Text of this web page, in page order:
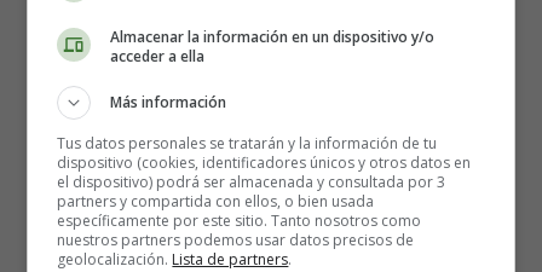
colorear Alimentos - día de la
Para imprimir la lámina de colorear, es mejor guardarla
primero en el ordenador.
Lámina dibujos Alimentos 33 -
Almacenar la información en un dispositivo y/o
acceder a ella
Más información
Tus datos personales se tratarán y la información de tu
dispositivo (cookies, identificadores únicos y otros datos en
el dispositivo) podrá ser almacenada y consultada por 3
partners y compartida con ellos, o bien usada
específicamente por este sitio. Tanto nosotros como
nuestros partners podemos usar datos precisos de
geolocalización. Lista de partners.